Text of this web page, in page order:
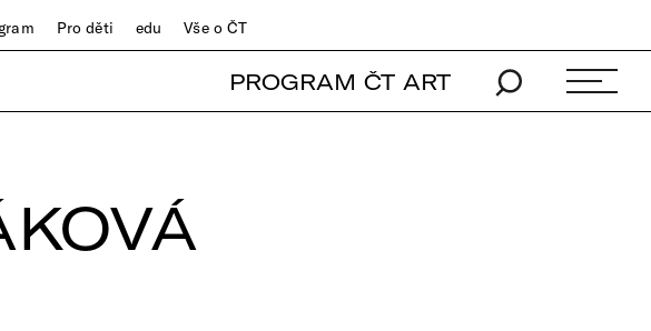
Pro děti edu Vše o ČT
PROGRAM ČT ART